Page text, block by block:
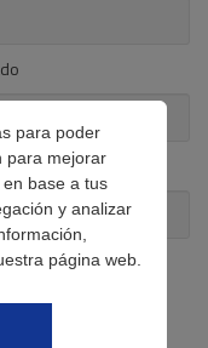
para poder
para mejorar
base a tus
y analizar
página web.
al 30% del valor de